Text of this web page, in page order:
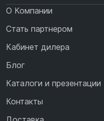
О Компании
Стать партнером
Кабинет дилера
Блог
Каталоги и презентации
Контакты